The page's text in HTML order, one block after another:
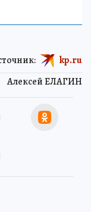
Алексей ЕЛАГИН
kp.ru